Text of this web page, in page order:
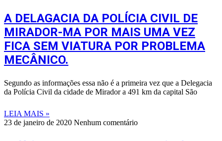
A DELAGACIA DA POLÍCIA CIVIL DE
MIRADOR-MA POR MAIS UMA VEZ
FICA SEM VIATURA POR PROBLEMA
MECÂNICO.
Segundo as informações essa não é a primeira vez que a Delegacia
da Polícia Civil da cidade de Mirador a 491 km da capital São
LEIA MAIS »
23 de janeiro de 2020 Nenhum comentário